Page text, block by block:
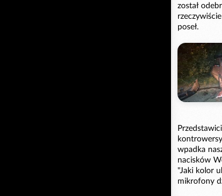
został
poseł.
wpadka
nacisków
"Jaki kolor
mikrofony